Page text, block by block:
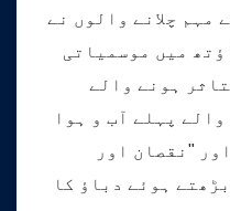
مہم چلانے والوں نے
میں موسمیاتی
ہونے والے
والے پہلے آب و ہوا
"نقصان اور
ہوئے دباؤ کا